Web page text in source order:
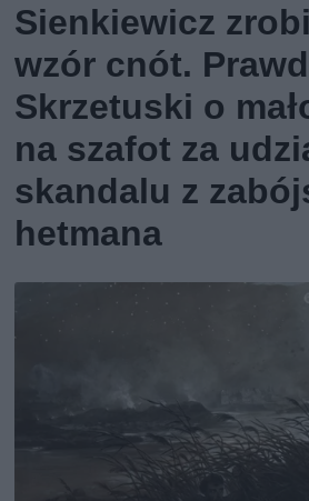
Sienkiewicz
wzór cnót.
Skrzetuski o
na szafot za
skandalu z
hetmana